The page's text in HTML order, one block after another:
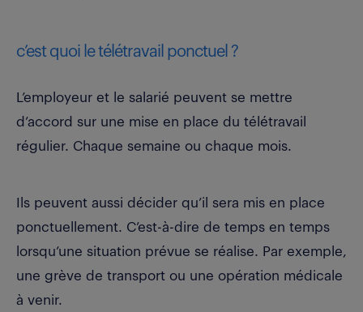
c’est quoi le télétravail ponctuel ?
L’employeur et le salarié peuvent se mettre
d’accord sur une mise en place du télétravail
régulier. Chaque semaine ou chaque mois.
Ils peuvent aussi décider qu’il sera mis en place
ponctuellement. C’est-à-dire de temps en temps
lorsqu’une situation prévue se réalise. Par exemple,
une grève de transport ou une opération médicale
à venir.